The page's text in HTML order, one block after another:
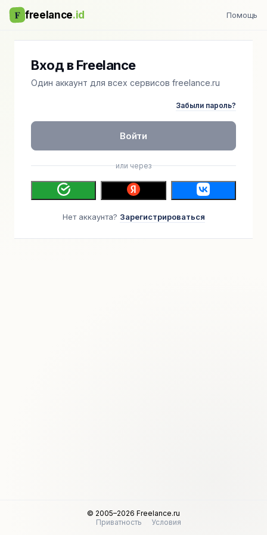
F freelance.id Помощь
Вход в Freelance
Один аккаунт для всех сервисов freelance.ru
Забыли пароль?
Войти
или через
Нет аккаунта? Зарегистрироваться
© 2005–2026 Freelance.ru
Приватность
Условия